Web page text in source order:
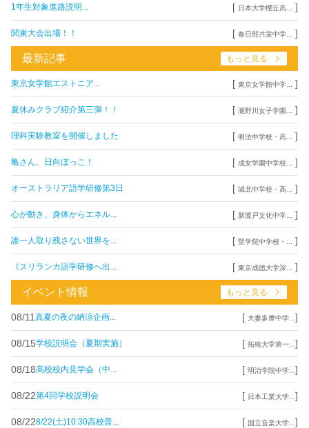
1年生対象進路説明... [ 日本大学櫻丘高... ]
関東大会出場！！ [ 春日部共栄中学... ]
最新記事 もっと見る
東京女学館エストニア... [ 東京女学館中学... ]
夏休みクラブ紹介第三弾！！ [ 瀧野川女子学園... ]
理科実験教室を開催しました [ 明法中学校・高... ]
亀さん、日向ぼっこ！ [ 成女学園中学校... ]
オーストラリア語学研修第3日 [ 城北中学校・高... ]
心が動き、身体からエネル... [ 新渡戸文化中学... ]
誰一人取り残さない世界を... [ 聖学院中学校・... ]
《スリランカ語学研修へ出... [ 東京成徳大学深... ]
イベント情報 もっと見る
08/11 真夏の夜の納涼企画... [ 大妻多摩中学... ]
08/15学校説明会（夏期実施） [ 拓殖大学第一... ]
08/18高校校内見学会（中... [ 明治学院中学... ]
08/22第4回学校説明会 [ 日本工業大学... ]
08/228/22(土)10:30高校普... [ 国立音楽大学... ]